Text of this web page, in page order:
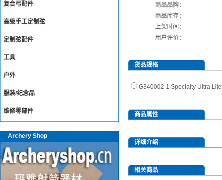
复合弓配件
高级手工定制弦
定制弦配件
工具
户外
服装/纪念品
维修零部件
Archery Shop
商品品牌：
商品库存：
上架时间：
用户评价：
货品规格
G340002-1 Specialty Ultra
商品属性
详细介绍
相关商品